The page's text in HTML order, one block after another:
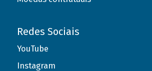
Redes Sociais
YouTube
Instagram